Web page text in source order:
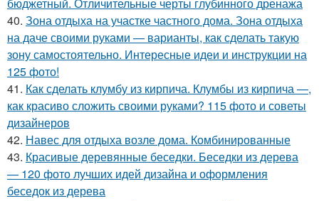
40. Зона отдыха на участке частного дома. Зона отдыха
на даче своими руками — варианты, как сделать такую
зону самостоятельно. Интересные идеи и инструкции на
125 фото!
41. Как сделать клумбу из кирпича. Клумбы из кирпича —,
как красиво сложить своими руками? 115 фото и советы
дизайнеров
42. Навес для отдыха возле дома. Комбинированные
43. Красивые деревянные беседки. Беседки из дерева
— 120 фото лучших идей дизайна и оформления
беседок из дерева